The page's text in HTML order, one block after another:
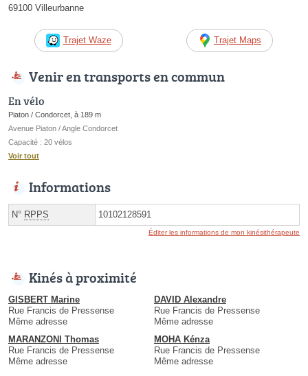
69100 Villeurbanne
Trajet Waze Trajet Maps
Venir en transports en commun
En vélo
Piaton / Condorcet, à 189 m
Avenue Piaton / Angle Condorcet
Capacité : 20 vélos
Voir tout
Informations
N° RPPS 10102128591
Éditer les informations de mon kinésithérapeute
Kinés à proximité
GISBERT Marine
Rue Francis de Pressense
Même adresse
DAVID Alexandre
Rue Francis de Pressense
Même adresse
MARANZONI Thomas
Rue Francis de Pressense
Même adresse
MOHA Kénza
Rue Francis de Pressense
Même adresse